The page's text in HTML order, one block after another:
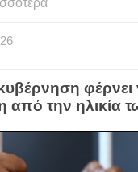
φέρνει
από την ηλικία